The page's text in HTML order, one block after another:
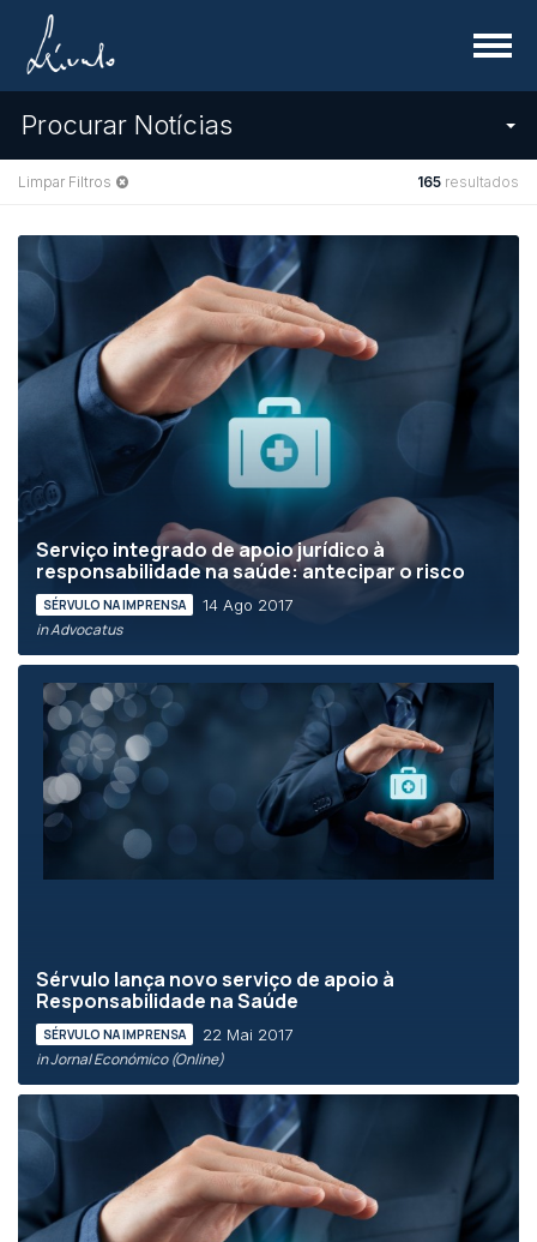
Menu
Procurar Notícias
Limpar Filtros 165 resultados
Serviço integrado de apoio jurídico à
responsabilidade na saúde: antecipar o risco
SÉRVULO NA IMPRENSA 14 Ago 2017
in Advocatus
Sérvulo lança novo serviço de apoio à
Responsabilidade na Saúde
SÉRVULO NA IMPRENSA 22 Mai 2017
in Jornal Económico (Online)